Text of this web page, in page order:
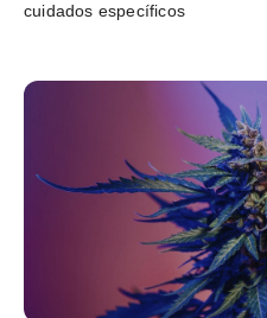
cuidados específicos